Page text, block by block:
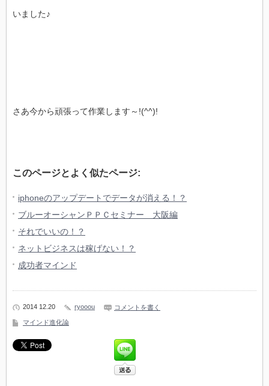
いました♪
さあ今から頑張って作業します～!(^^)!
このページとよく似たページ:
iphoneのアップデートでデータが消える！？
ブルーオーシャンＰＰＣセミナー 大阪編
それでいいの！？
ネットビジネスは稼げない！？
成功者マインド
2014 12.20 ryooou コメントを書く
マインド進化論